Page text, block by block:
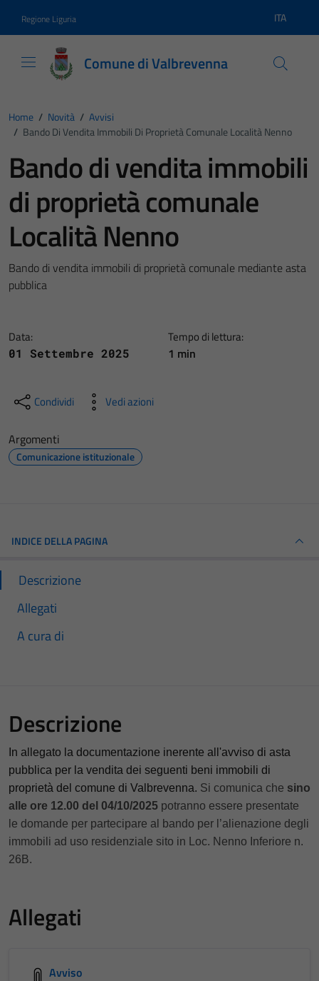
Regione Liguria Lingua
ITA
Comune di Valbrevenna
Home / Novità / Avvisi
/ Bando Di Vendita Immobili Di Proprietà Comunale Località Nenno
Bando di vendita immobili
di proprietà comunale
Località Nenno
Bando di vendita immobili di proprietà comunale mediante asta
pubblica
Data:
01 Settembre 2025
Tempo di lettura:
1 min
Condividi Vedi azioni
Argomenti
Comunicazione istituzionale
INDICE DELLA PAGINA
Descrizione
Allegati
A cura di
Descrizione
In allegato la documentazione inerente all'avviso di asta
pubblica per la vendita dei seguenti beni immobili di
proprietà del comune di Valbrevenna. Si comunica che sino
alle ore 12.00 del 04/10/2025 potranno essere presentate
le domande per partecipare al bando per l’alienazione degli
immobili ad uso residenziale sito in Loc. Nenno Inferiore n.
26B.
Allegati
Avviso